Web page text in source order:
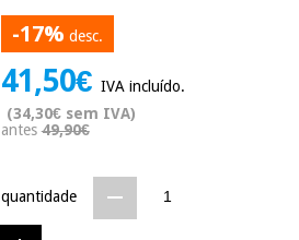
-17% desc.
41,50€ IVA incluído.
(34,30€ sem IVA)
antes49,90€
quantidade